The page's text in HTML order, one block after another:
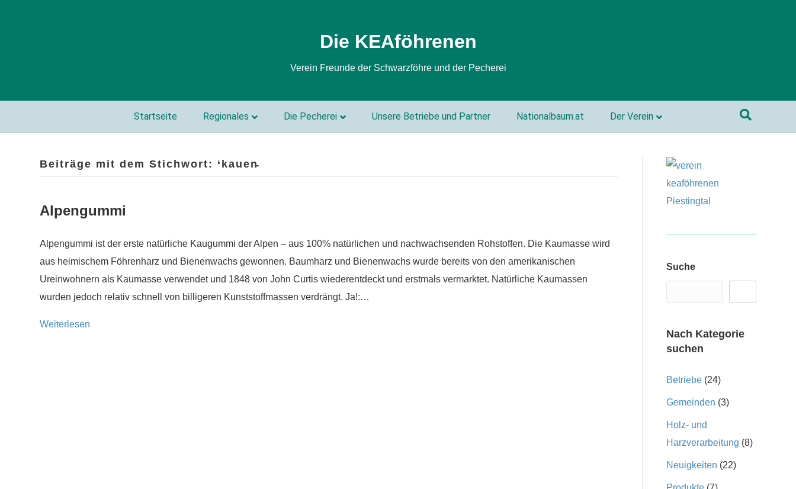
Die KEAföhrenen
Verein Freunde der Schwarzföhre und der Pecherei
Startseite Regionales Die Pecherei Unsere Betriebe und Partner Nationalbaum.at Der Verein
Beiträge mit dem Stichwort: ‘kauen̵
Alpengummi
Alpengummi ist der erste natürliche Kaugummi der Alpen – aus 100% natürlichen und nachwachsenden Rohstoffen. Die Kaumasse wird
aus heimischem Föhrenharz und Bienenwachs gewonnen. Baumharz und Bienenwachs wurde bereits von den amerikanischen
Ureinwohnern als Kaumasse verwendet und 1848 von John Curtis wiederentdeckt und erstmals vermarktet. Natürliche Kaumassen
wurden jedoch relativ schnell von billigeren Kunststoffmassen verdrängt. Ja!:…
Weiterlesen
Suche
Nach Kategorie
suchen
Betriebe (24)
Gemeinden (3)
Holz- und
Harzverarbeitung (8)
Neuigkeiten (22)